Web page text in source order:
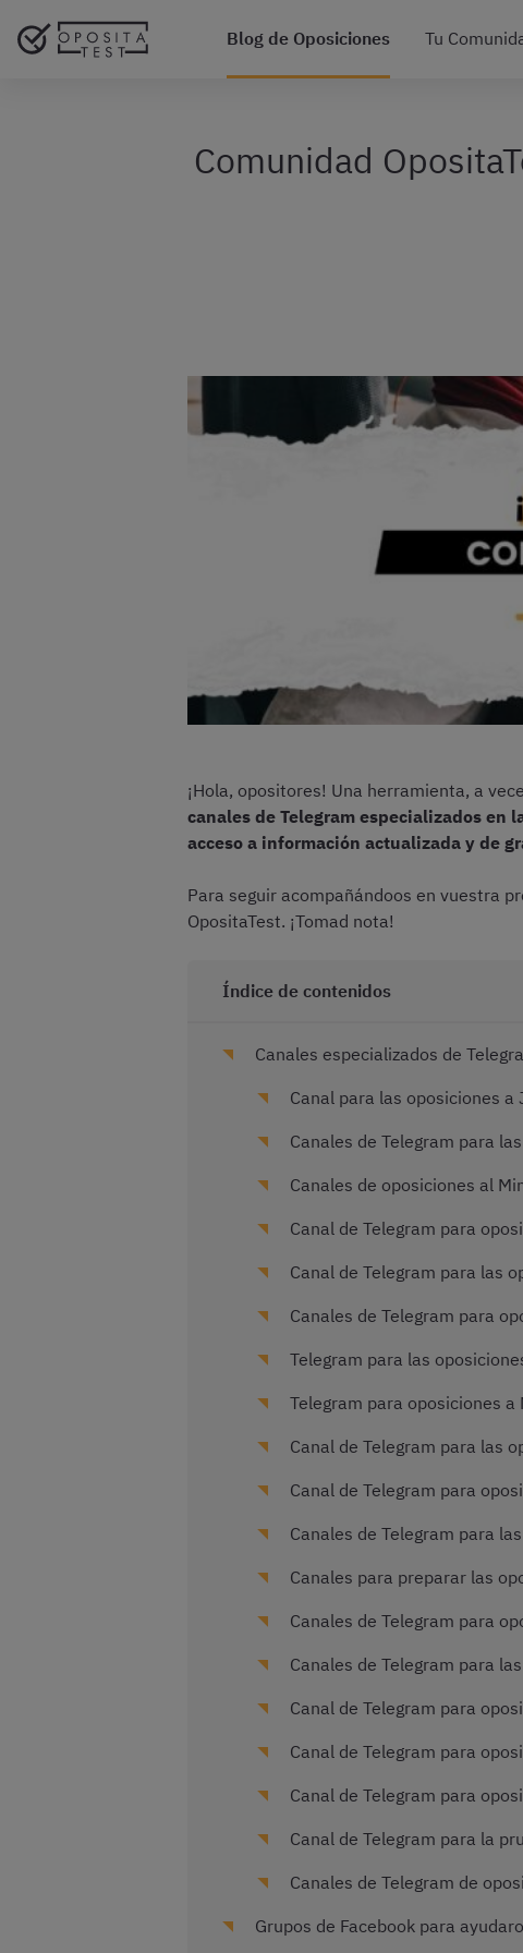
Blog de Oposiciones Tu
Comunidad
¡Hola, opositores! Una herramienta, a
canales de Telegram especializados en
acceso a información actualizada y de
Para seguir acompañándoos en vuestra
OpositaTest. ¡Tomad nota!
Índice de contenidos
Canales especializados de
Canal para las oposiciones a
Canales de Telegram para
Canales de oposiciones al
Canal de Telegram para
Canal de Telegram para las
Canales de Telegram para
Telegram para las
Telegram para oposiciones
Canal de Telegram para las
Canal de Telegram para
Canales de Telegram para
Canales para preparar las
Canales de Telegram para
Canales de Telegram para
Canal de Telegram para
Canal de Telegram para
Canal de Telegram para
Canal de Telegram para la
Canales de Telegram de
Grupos de Facebook para